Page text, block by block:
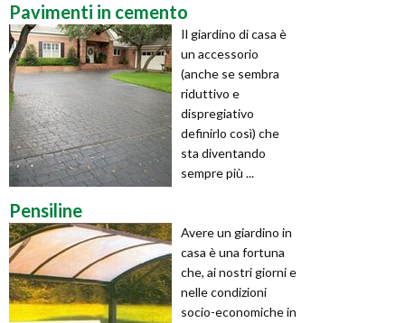
Pavimenti in cemento
Il giardino di casa è
un accessorio
(anche se sembra
riduttivo e
dispregiativo
definirlo così) che
sta diventando
sempre più ...
Pensiline
Avere un giardino in
casa è una fortuna
che, ai nostri giorni e
nelle condizioni
socio-economiche in